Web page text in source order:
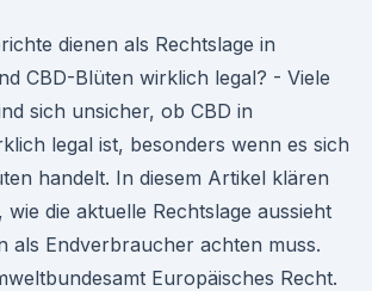
dienen als Rechtslage in
CBD-Blüten wirklich legal? - Viele
sich unsicher, ob CBD in
legal ist, besonders wenn es sich
handelt. In diesem Artikel klären
die aktuelle Rechtslage aussieht
als Endverbraucher achten muss.
Europäisches Recht.